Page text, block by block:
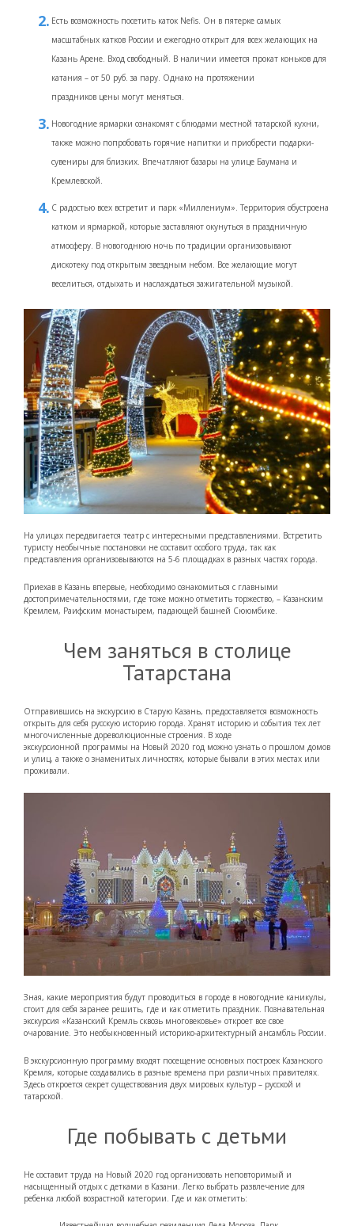
Есть возможность посетить каток Nefis. Он в пятерке самых
масштабных катков России и ежегодно открыт для всех желающих на
Казань Арене. Вход свободный. В наличии имеется прокат коньков для
катания – от 50 руб. за пару. Однако на протяжении
праздников цены могут меняться.
Новогодние ярмарки ознакомят с блюдами местной татарской кухни,
также можно попробовать горячие напитки и приобрести подарки-
сувениры для близких. Впечатляют базары на улице Баумана и
Кремлевской.
С радостью всех встретит и парк «Миллениум». Территория обустроена
катком и ярмаркой, которые заставляют окунуться в праздничную
атмосферу. В новогоднюю ночь по традиции организовывают
дискотеку под открытым звездным небом. Все желающие могут
веселиться, отдыхать и наслаждаться зажигательной музыкой.
На улицах передвигается театр с интересными представлениями. Встретить
туристу необычные постановки не составит особого труда, так как
представления организовываются на 5-6 площадках в разных частях города.
Приехав в Казань впервые, необходимо ознакомиться с главными
достопримечательностями, где тоже можно отметить торжество, – Казанским
Кремлем, Раифским монастырем, падающей башней Сююмбике.
Чем заняться в столице
Татарстана
Отправившись на экскурсию в Старую Казань, предоставляется возможность
открыть для себя русскую историю города. Хранят историю и события тех лет
многочисленные дореволюционные строения. В ходе
экскурсионной программы на Новый 2020 год можно узнать о прошлом домов
и улиц, а также о знаменитых личностях, которые бывали в этих местах или
проживали.
Зная, какие мероприятия будут проводиться в городе в новогодние каникулы,
стоит для себя заранее решить, где и как отметить праздник. Познавательная
экскурсия «Казанский Кремль сквозь многовековье» откроет все свое
очарование. Это необыкновенный историко-архитектурный ансамбль России.
В экскурсионную программу входят посещение основных построек Казанского
Кремля, которые создавались в разные времена при различных правителях.
Здесь откроется секрет существования двух мировых культур – русской и
татарской.
Где побывать с детьми
Не составит труда на Новый 2020 год организовать неповторимый и
насыщенный отдых с детками в Казани. Легко выбрать развлечение для
ребенка любой возрастной категории. Где и как отметить: